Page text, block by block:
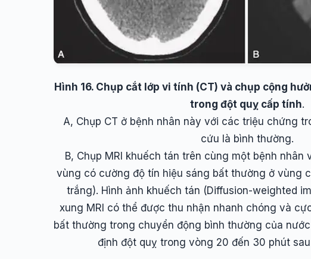
Hình 16. Chụp cắt lớp vi tính (CT) và chụp cộng
trong đột quỵ cấp tính.
A, Chụp CT ở bệnh nhân này với các triệu chứng
cứu là bình thường.
B, Chụp MRI khuếch tán trên cùng một bệnh
vùng có cường độ tín hiệu sáng bất thường ở vùng
trắng). Hình ảnh khuếch tán (Diffusion-weighted
xung MRI có thể được thu nhận nhanh chóng và
bất thường trong chuyển động bình thường của
định đột quỵ trong vòng 20 đến 30 phút